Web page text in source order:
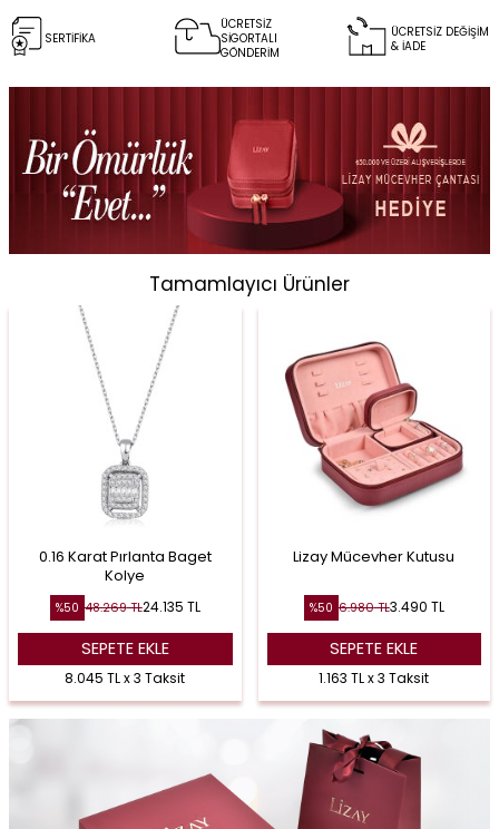
SERTİFİKA
ÜCRETSİZ
SİGORTALI
GÖNDERİM
ÜCRETSİZ DEĞİŞİM
& İADE
Tamamlayıcı Ürünler
0.16 Karat Pırlanta Baget
Kolye
%50 48.269TL24.135 TL
SEPETE EKLE
8.045 TL x 3 Taksit
Lizay Mücevher Kutusu
%50 6.980TL3.490 TL
SEPETE EKLE
1.163 TL x 3 Taksit